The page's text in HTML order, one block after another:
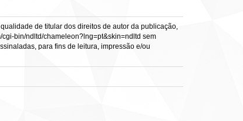
de titular dos direitos de autor da publicação,
bin/ndltd/chameleon?lng=pt&skin=ndltd sem
para fins de leitura, impressão e/ou